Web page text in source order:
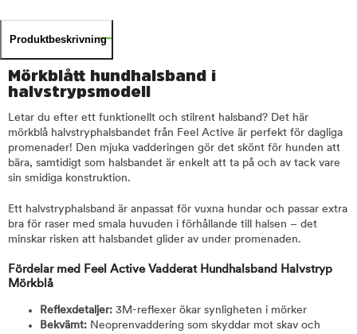
Produktbeskrivning
Mörkblått hundhalsband i
halvstrypsmodell
Letar du efter ett funktionellt och stilrent halsband? Det här
mörkblå halvstryphalsbandet från Feel Active är perfekt för dagliga
promenader! Den mjuka vadderingen gör det skönt för hunden att
bära, samtidigt som halsbandet är enkelt att ta på och av tack vare
sin smidiga konstruktion.
Ett halvstryphalsband är anpassat för vuxna hundar och passar extra
bra för raser med smala huvuden i förhållande till halsen – det
minskar risken att halsbandet glider av under promenaden.
Fördelar med Feel Active Vadderat Hundhalsband Halvstryp
Mörkblå
Reflexdetaljer: 3M-reflexer ökar synligheten i mörker
Bekvämt: Neoprenvaddering som skyddar mot skav och